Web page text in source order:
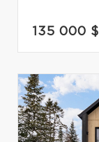
135 000 $